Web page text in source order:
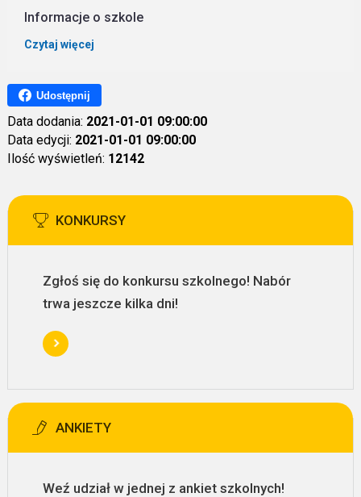
Informacje o szkole
Czytaj więcej
Udostępnij
Data dodania: 2021-01-01 09:00:00
Data edycji: 2021-01-01 09:00:00
Ilość wyświetleń: 12142
KONKURSY
Zgłoś się do konkursu szkolnego! Nabór
trwa jeszcze kilka dni!
ANKIETY
Weź udział w jednej z ankiet szkolnych!